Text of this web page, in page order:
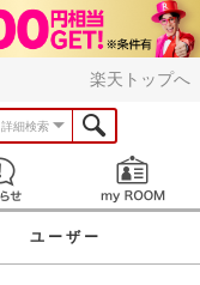
楽天トップへ
詳細検索
お知らせ
ユーザー